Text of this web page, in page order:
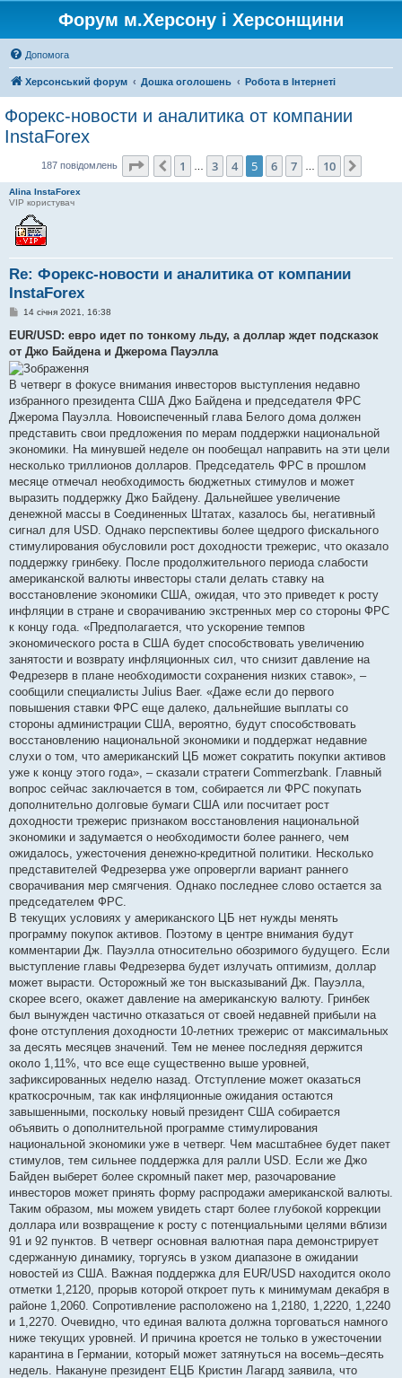
Форум м.Херсону і Херсонщини
Допомога
Херсонський форум Дошка оголошень Робота в Інтернеті
Форекс-новости и аналитика от компании
InstaForex
187 повідомлень Сторінка5 з10
Поперед.
1 3 4 5 6 7 10
Alina InstaForex
VIP користувач
Re: Форекс-новости и аналитика от компании
InstaForex
П
в
д
о
м
л
е
н
н
я
14 січня 2021, 16:38
EUR/USD: евро идет по тонкому льду, а доллар ждет подсказок
от Джо Байдена и Джерома Пауэлла
В четверг в фокусе внимания инвесторов выступления недавно
избранного президента США Джо Байдена и председателя ФРС
Джерома Пауэлла. Новоиспеченный глава Белого дома должен
представить свои предложения по мерам поддержки национальной
экономики. На минувшей неделе он пообещал направить на эти цели
несколько триллионов долларов. Председатель ФРС в прошлом
месяце отмечал необходимость бюджетных стимулов и может
выразить поддержку Джо Байдену. Дальнейшее увеличение
денежной массы в Соединенных Штатах, казалось бы, негативный
сигнал для USD. Однако перспективы более щедрого фискального
стимулирования обусловили рост доходности трежерис, что оказало
поддержку гринбеку. После продолжительного периода слабости
американской валюты инвесторы стали делать ставку на
восстановление экономики США, ожидая, что это приведет к росту
инфляции в стране и сворачиванию экстренных мер со стороны ФРС
к концу года. «Предполагается, что ускорение темпов
экономического роста в США будет способствовать увеличению
занятости и возврату инфляционных сил, что снизит давление на
Федрезерв в плане необходимости сохранения низких ставок», –
сообщили специалисты Julius Baer. «Даже если до первого
повышения ставки ФРС еще далеко, дальнейшие выплаты со
стороны администрации США, вероятно, будут способствовать
восстановлению национальной экономики и поддержат недавние
слухи о том, что американский ЦБ может сократить покупки активов
уже к концу этого года», – сказали стратеги Commerzbank. Главный
вопрос сейчас заключается в том, собирается ли ФРС покупать
дополнительно долговые бумаги США или посчитает рост
доходности трежерис признаком восстановления национальной
экономики и задумается о необходимости более раннего, чем
ожидалось, ужесточения денежно-кредитной политики. Несколько
представителей Федрезерва уже опровергли вариант раннего
сворачивания мер смягчения. Однако последнее слово остается за
председателем ФРС.
В текущих условиях у американского ЦБ нет нужды менять
программу покупок активов. Поэтому в центре внимания будут
комментарии Дж. Пауэлла относительно обозримого будущего. Если
выступление главы Федрезерва будет излучать оптимизм, доллар
может вырасти. Осторожный же тон высказываний Дж. Пауэлла,
скорее всего, окажет давление на американскую валюту. Гринбек
был вынужден частично отказаться от своей недавней прибыли на
фоне отступления доходности 10-летних трежерис от максимальных
за десять месяцев значений. Тем не менее последняя держится
около 1,11%, что все еще существенно выше уровней,
зафиксированных неделю назад. Отступление может оказаться
краткосрочным, так как инфляционные ожидания остаются
завышенными, поскольку новый президент США собирается
объявить о дополнительной программе стимулирования
национальной экономики уже в четверг. Чем масштабнее будет пакет
стимулов, тем сильнее поддержка для ралли USD. Если же Джо
Байден выберет более скромный пакет мер, разочарование
инвесторов может принять форму распродажи американской валюты.
Таким образом, мы можем увидеть старт более глубокой коррекции
доллара или возвращение к росту с потенциальными целями вблизи
91 и 92 пунктов. В четверг основная валютная пара демонстрирует
сдержанную динамику, торгуясь в узком диапазоне в ожидании
новостей из США. Важная поддержка для EUR/USD находится около
отметки 1,2120, прорыв которой откроет путь к минимумам декабря в
районе 1,2060. Сопротивление расположено на 1,2180, 1,2220, 1,2240
и 1,2270. Очевидно, что единая валюта должна торговаться намного
ниже текущих уровней. И причина кроется не только в ужесточении
карантина в Германии, который может затянуться на восемь–десять
недель. Накануне президент ЕЦБ Кристин Лагард заявила, что